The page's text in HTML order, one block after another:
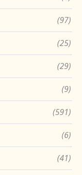
(97)
(25)
(29)
(9)
(591)
(6)
(41)